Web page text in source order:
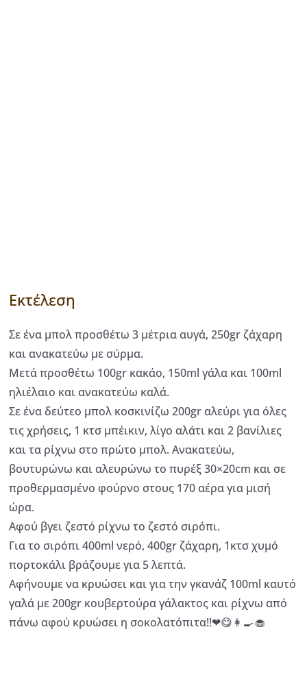
Εκτέλεση
Σε ένα μπολ προσθέτω 3 μέτρια αυγά, 250gr ζάχαρη
και ανακατεύω με σύρμα.
Μετά προσθέτω 100gr κακάο, 150ml γάλα και 100ml
ηλιέλαιο και ανακατεύω καλά.
Σε ένα δεύτεο μπολ κοσκινίζω 200gr αλεύρι για όλες
τις χρήσεις, 1 κτσ μπέικιν, λίγο αλάτι και 2 βανίλιες
και τα ρίχνω στο πρώτο μπολ. Ανακατεύω,
βουτυρώνω και αλευρώνω το πυρέξ 30×20cm και σε
προθερμασμένο φούρνο στους 170 αέρα για μισή
ώρα.
Αφού βγει ζεστό ρίχνω το ζεστό σιρόπι.
Για το σιρόπι 400ml νερό, 400gr ζάχαρη, 1κτσ χυμό
πορτοκάλι βράζουμε για 5 λεπτά.
Αφήνουμε να κρυώσει και για την γκανάζ 100ml καυτό
γαλά με 200gr κουβερτούρα γάλακτος και ρίχνω από
πάνω αφού κρυώσει η σοκολατόπιτα!!❤😋👩‍🍳🧁